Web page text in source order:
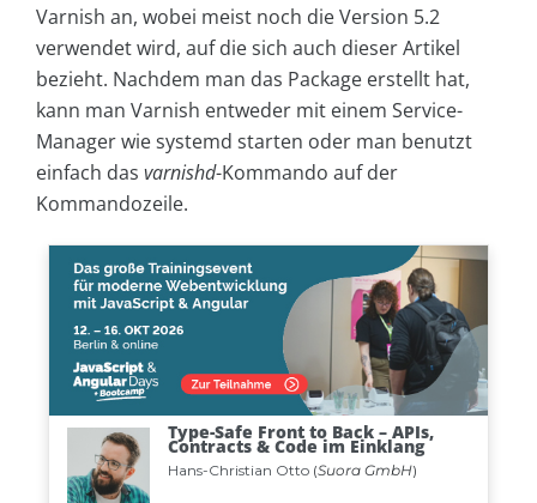
Varnish an, wobei meist noch die Version 5.2
verwendet wird, auf die sich auch dieser Artikel
bezieht. Nachdem man das Package erstellt hat,
kann man Varnish entweder mit einem Service-
Manager wie systemd starten oder man benutzt
einfach das varnishd-Kommando auf der
Kommandozeile.